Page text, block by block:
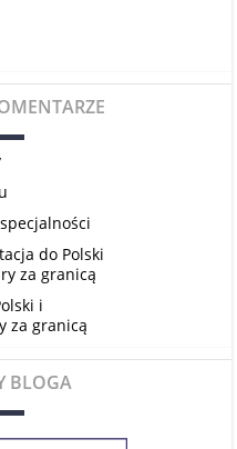
do Polski
za granicą
i
za granicą
BLOGA